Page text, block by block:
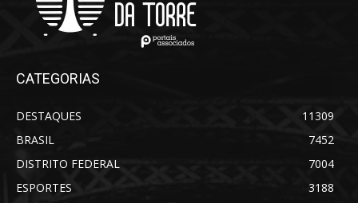
CATEGORIAS
DESTAQUES
11309
BRASIL
7452
DISTRITO FEDERAL
7004
ESPORTES
3188